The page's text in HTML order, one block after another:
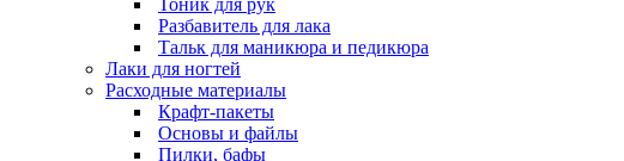
Тоник для рук
Разбавитель для лака
Тальк для маникюра и педикюра
Лаки для ногтей
Расходные материалы
Крафт-пакеты
Основы и файлы
Пилки, бафы